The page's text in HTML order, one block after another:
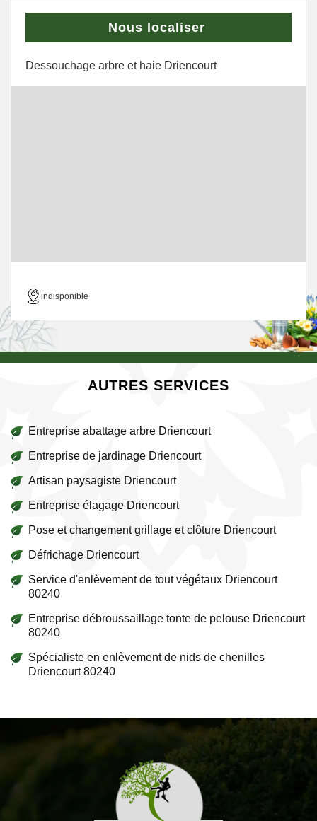
Nous localiser
Dessouchage arbre et haie Driencourt
indisponible
AUTRES SERVICES
Entreprise abattage arbre Driencourt
Entreprise de jardinage Driencourt
Artisan paysagiste Driencourt
Entreprise élagage Driencourt
Pose et changement grillage et clôture Driencourt
Défrichage Driencourt
Service d'enlèvement de tout végétaux Driencourt
80240
Entreprise débroussaillage tonte de pelouse Driencourt
80240
Spécialiste en enlèvement de nids de chenilles
Driencourt 80240